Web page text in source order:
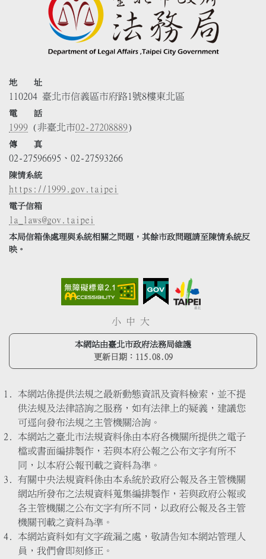
地 址
110204 臺北市信義區市府路1號8樓東北區
電 話
1999 (非臺北市02-27208889)
傳 真
02-27596695、02-27593266
陳情系統
https://1999.gov.taipei
電子信箱
la_laws@gov.taipei
本局信箱係處理與系統相關之問題，其餘市政問題請至陳情系統反
映。
小 中 大
本網站由臺北市政府法務局維護
更新日期： 115.08.09
本網站係提供法規之最新動態資訊及資料檢索，並不提
供法規及法律諮詢之服務，如有法律上的疑義，建議您
可逕向發布法規之主管機關洽詢。
本網站之臺北市法規資料係由本府各機關所提供之電子
檔或書面編排製作，若與本府公報之公布文字有所不
同，以本府公報刊載之資料為準。
有關中央法規資料係由本系統於政府公報及各主管機關
網站所發布之法規資料蒐集編排製作，若與政府公報或
各主管機關之公布文字有所不同，以政府公報及各主管
機關刊載之資料為準。
本網站資料如有文字疏漏之處，敬請告知本網站管理人
員，我們會即刻修正。